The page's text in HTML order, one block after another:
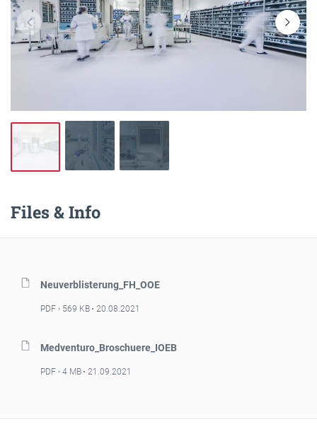
Files & Info
Neuverblisterung_FH_OOE
PDF 569 KB 20.08.2021
Medventuro_Broschuere_IOEB
PDF 4 MB 21.09.2021